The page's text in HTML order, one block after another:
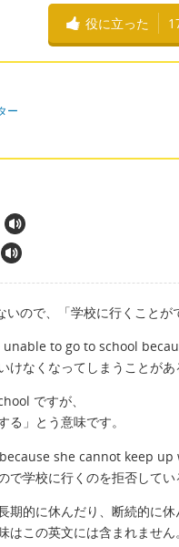
役に立った
ー
ので、「学校に行くことが
to go to school
けなくなってしまうことがあ
ですが、
る」とう意味です。
she cannot keep
学校に行くのを拒否してい
期的に休んだり、断続的に
この英文には含まれません。